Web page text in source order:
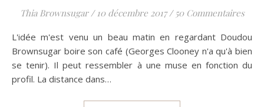
Thia Brownsugar / 10 décembre 2017 / 50 Commentaires
L'idée m'est venu un beau matin en regardant Doudou
Brownsugar boire son café (Georges Clooney n'a qu'à bien
se tenir). Il peut ressembler à une muse en fonction du
profil. La distance dans…